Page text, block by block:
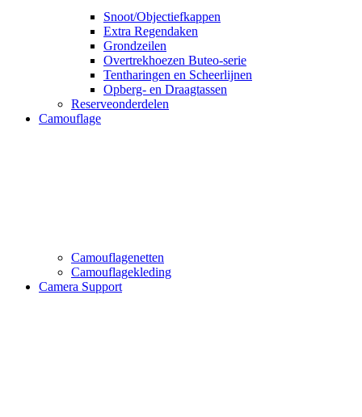
Snoot/Objectiefkappen
Extra Regendaken
Grondzeilen
Overtrekhoezen Buteo-serie
Tentharingen en Scheerlijnen
Opberg- en Draagtassen
Reserveonderdelen
Camouflage
Camouflagenetten
Camouflagekleding
Camera Support